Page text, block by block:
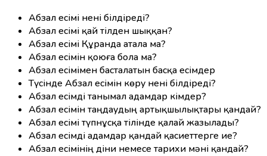
Абзал есімі нені білдіреді?
Абзал есімі қай тілден шыққан?
Абзал есімі Құранда атала ма?
Абзал есімін қоюға бола ма?
Абзал есімімен басталатын басқа есімдер
Түсінде Абзал есімін көру нені білдіреді?
Абзал есімді танымал адамдар кімдер?
Абзал есімін таңдаудың артықшылықтары қандай?
Абзал есімі түпнұсқа тілінде қалай жазылады?
Абзал есімді адамдар қандай қасиеттерге ие?
Абзал есімінің діни немесе тарихи мәні қандай?